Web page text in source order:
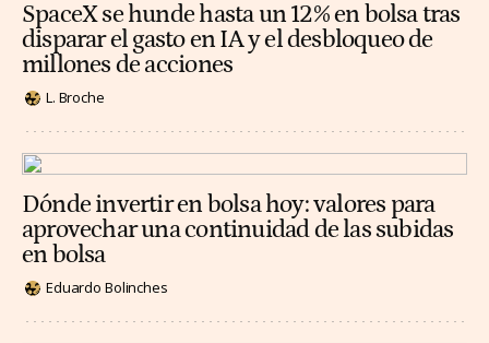
SpaceX se hunde hasta un 12% en bolsa tras
disparar el gasto en IA y el desbloqueo de
millones de acciones
L. Broche
Dónde invertir en bolsa hoy: valores para
aprovechar una continuidad de las subidas
en bolsa
Eduardo Bolinches